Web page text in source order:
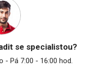
se specialistou?
- Pá 7:00 - 16:00 hod.